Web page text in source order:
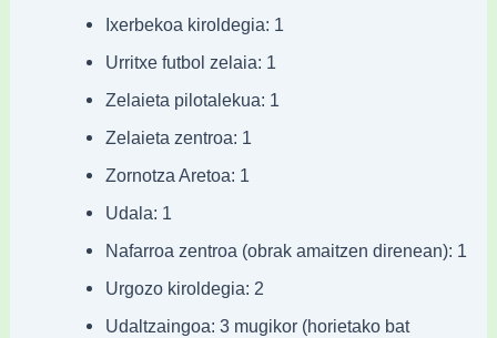
Ixerbekoa kiroldegia: 1
Urritxe futbol zelaia: 1
Zelaieta pilotalekua: 1
Zelaieta zentroa: 1
Zornotza Aretoa: 1
Udala: 1
Nafarroa zentroa (obrak amaitzen direnean): 1
Urgozo kiroldegia: 2
Udaltzaingoa: 3 mugikor (horietako bat